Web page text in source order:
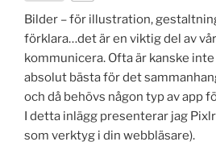
Bilder – för illustration,
förklara…det är en viktig del av
kommunicera. Ofta är kanske
absolut bästa för det
och då behövs någon typ av app
I detta inlägg presenterar jag
som verktyg i din webbläsare).